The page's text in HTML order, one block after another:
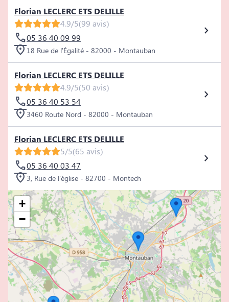
Florian LECLERC ETS DELILLE
4.9/5(99 avis)
05 36 40 09 99
18 Rue de l'Égalité - 82000 - Montauban
Florian LECLERC ETS DELILLE
4.9/5(50 avis)
05 36 40 53 54
3460 Route Nord - 82000 - Montauban
Florian LECLERC ETS DELILLE
5/5(65 avis)
05 36 40 03 47
3, Rue de l'église - 82700 - Montech
+
−